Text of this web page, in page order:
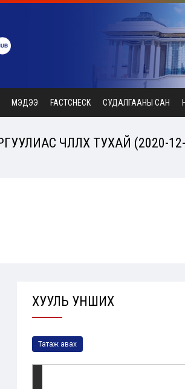
МЭДЭЭ FACTCHECK СУДАЛГААНЫ САН
ЧӨЛӨӨЛӨХ ТУХАЙ (2020-
ХУУЛЬ УНШИХ
Татаж авах